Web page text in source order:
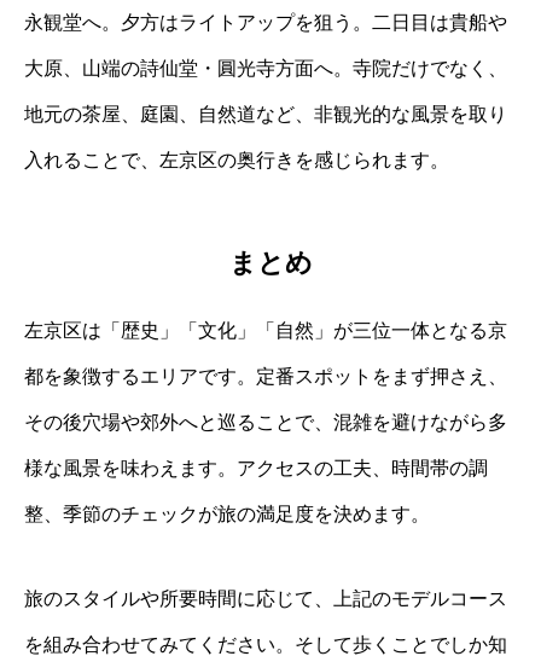
永観堂へ。夕方はライトアップを狙う。二日目は貴船や
大原、山端の詩仙堂・圓光寺方面へ。寺院だけでなく、
地元の茶屋、庭園、自然道など、非観光的な風景を取り
入れることで、左京区の奥行きを感じられます。
まとめ
左京区は「歴史」「文化」「自然」が三位一体となる京
都を象徴するエリアです。定番スポットをまず押さえ、
その後穴場や郊外へと巡ることで、混雑を避けながら多
様な風景を味わえます。アクセスの工夫、時間帯の調
整、季節のチェックが旅の満足度を決めます。
旅のスタイルや所要時間に応じて、上記のモデルコース
を組み合わせてみてください。そして歩くことでしか知